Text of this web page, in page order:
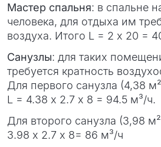
Мастер спальня: в спальне
человека, для отдыха им
воздуха. Итого L = 2 х 20 =
Санузлы: для таких
требуется кратность
Для первого санузла (4,38
L = 4.38 х 2.7 х 8 = 94.5 м³/ч.
Для второго санузла (3,98
3.98 х 2.7 х 8= 86 м³/ч